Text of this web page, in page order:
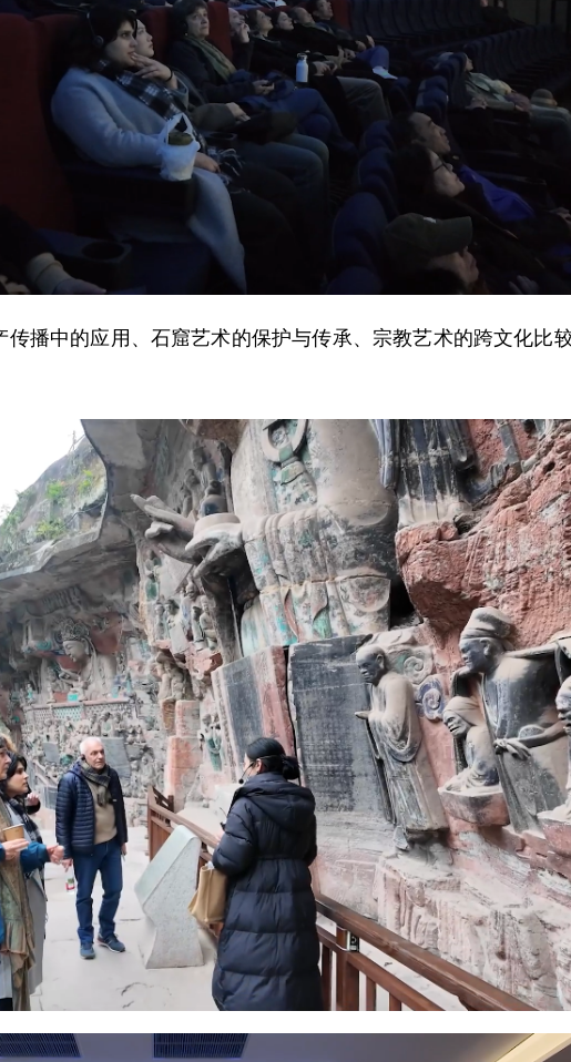
中的应用、石窟艺术的保护与传承、宗教艺术的跨文化比